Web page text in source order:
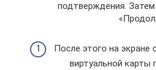
подтверждения.
После этого на
виртуальной карты